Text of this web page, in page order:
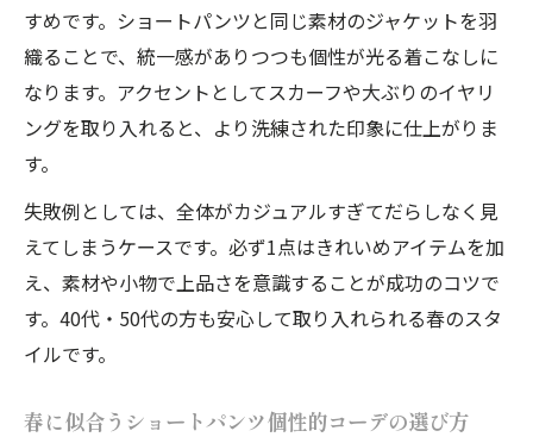
すめです。ショートパンツと同じ素材のジャケットを羽
織ることで、統一感がありつつも個性が光る着こなしに
なります。アクセントとしてスカーフや大ぶりのイヤリ
ングを取り入れると、より洗練された印象に仕上がりま
す。
失敗例としては、全体がカジュアルすぎてだらしなく見
えてしまうケースです。必ず1点はきれいめアイテムを加
え、素材や小物で上品さを意識することが成功のコツで
す。40代・50代の方も安心して取り入れられる春のスタ
イルです。
春に似合うショートパンツ個性的コーデの選び方